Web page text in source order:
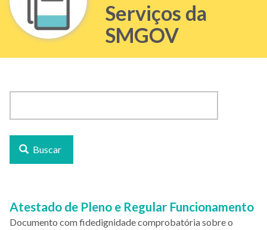
Serviços da
SMGOV
Buscar
Atestado de Pleno e Regular Funcionamento
Documento com fidedignidade comprobatória sobre o